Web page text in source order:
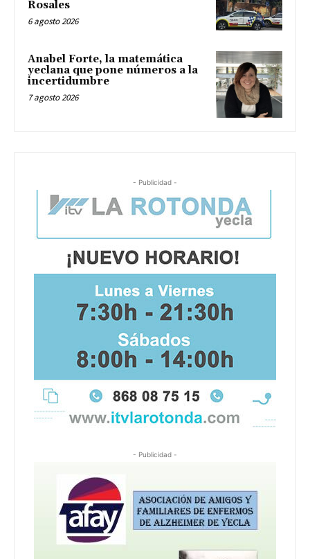
Rosales
6 agosto 2026
Anabel Forte, la matemática
yeclana que pone números a la
incertidumbre
7 agosto 2026
- Publicidad -
- Publicidad -